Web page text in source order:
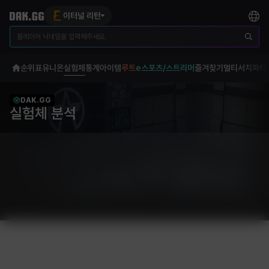
이터널 리턴
순위표유니온실험체 통계 아이템루트e스포츠/스트리머 즐겨찾기 멀티서치 파티
DAK.GG
실험체 분석